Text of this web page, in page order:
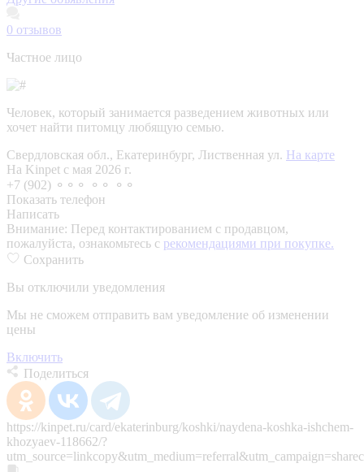
0 отзывов
Частное лицо
Человек, который занимается разведением животных или
хочет найти питомцу любящую семью.
Свердловская обл., Екатеринбург, Лиственная ул. На карте
На Kinpet c мая 2026 г.
+7 (902) ⚬⚬⚬ ⚬⚬ ⚬⚬
Показать телефон
Написать
Внимание: Перед контактированием с продавцом,
пожалуйста, ознакомьтесь с рекомендациями при покупке.
Сохранить
Вы отключили уведомления
Мы не сможем отправить вам уведомление об изменении
цены
Включить
Поделиться
https://kinpet.ru/card/ekaterinburg/koshki/naydena-koshka-ishchem-
khozyaev-118662/?